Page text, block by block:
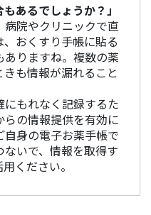
あるでしょうか？」
院やクリニックで直
おくすり手帳に貼る
りますね。複数の薬
も情報が漏れること
もれなく記録するた
の情報提供を有効に
身の電子お薬手帳で
いで、情報を取得す
ください。